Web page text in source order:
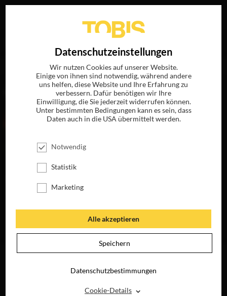
„America Ferrera“
END OF WATCH
RAY, DVD &
Datenschutzeinstellungen
Wir nutzen Cookies auf unserer Website.
Einige von ihnen sind notwendig, während andere
uns helfen, diese Website und Ihre Erfahrung zu
verbessern. Dafür benötigen wir Ihre
Einwilligung, die Sie jederzeit widerrufen können.
Unter bestimmten Bedingungen kann es sein, dass
Daten auch in die USA übermittelt werden.
Notwendig
Statistik
Marketing
Alle akzeptieren
Speichern
Datenschutzbestimmungen
Cookie-Details ⌃